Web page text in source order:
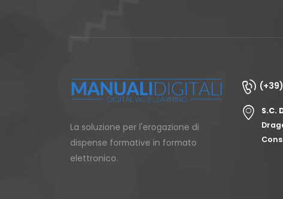
La soluzione per l'erogazione di
dispense formative in formato
elettronico.
S.C.